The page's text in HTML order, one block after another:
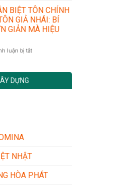
AN
MỚI
NHẤT
AN
TOÀN
VÀ
CÁC
THỰC
LƯU
Ý
KHI
MUA
LỢP
BIỆT TÔN CHÍNH
GIẢ NHÁI: BÍ
GIẢN MÀ HIỆU
luận bị tắtở
QUYẾT
MÀ
DỰNG
NHẬT
HÒA PHÁT